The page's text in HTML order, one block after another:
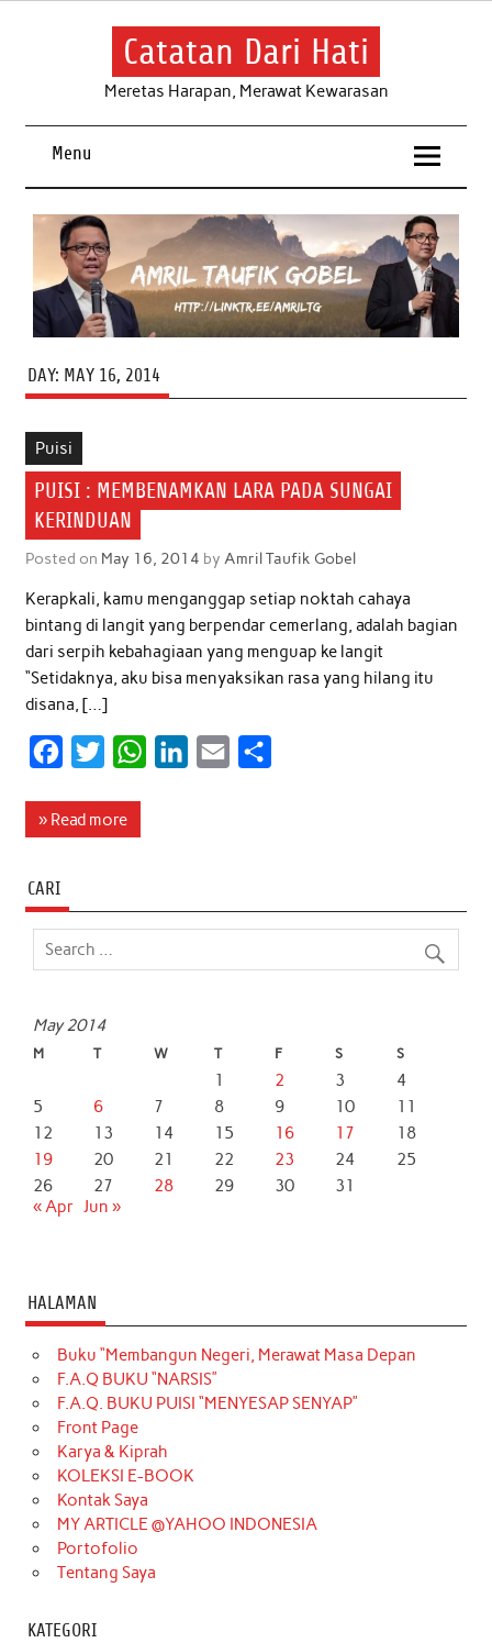
Skip
Catatan Dari Hati
Meretas Harapan, Merawat Kewarasan
Menu
DAY: MAY 16, 2014
Puisi
PUISI : MEMBENAMKAN LARA PADA SUNGAI
KERINDUAN
Posted on May 16, 2014 by Amril Taufik Gobel
Kerapkali, kamu menganggap setiap noktah cahaya
bintang di langit yang berpendar cemerlang, adalah bagian
dari serpih kebahagiaan yang menguap ke langit
“Setidaknya, aku bisa menyaksikan rasa yang hilang itu
disana, […]
c
o
o
i
e
W
A
d
» Read more
CARI
May 2014
M T W T F S S
1 2 3
4
5
6 7 8 9 10
11
12
13 14 15 16 17
18
19
20 21 22 23 24
25
26
27 28 29 30
31
« Apr Jun »
HALAMAN
Buku “Membangun Negeri, Merawat Masa Depan
F.A.Q BUKU “NARSIS”
F.A.Q. BUKU PUISI “MENYESAP SENYAP”
Front Page
Karya & Kiprah
KOLEKSI E-BOOK
Kontak Saya
MY ARTICLE @YAHOO INDONESIA
Portofolio
Tentang Saya
KATEGORI